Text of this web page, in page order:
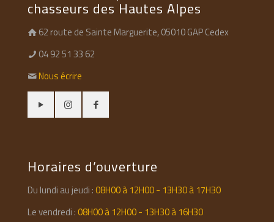
chasseurs des Hautes Alpes
62 route de Sainte Marguerite, 05010 GAP Cedex
04 92 51 33 62
Nous écrire
Horaires d’ouverture
Du lundi au jeudi :08H00 à 12H00 - 13H30 à 17H30
Le vendredi :08H00 à 12H00 - 13H30 à 16H30